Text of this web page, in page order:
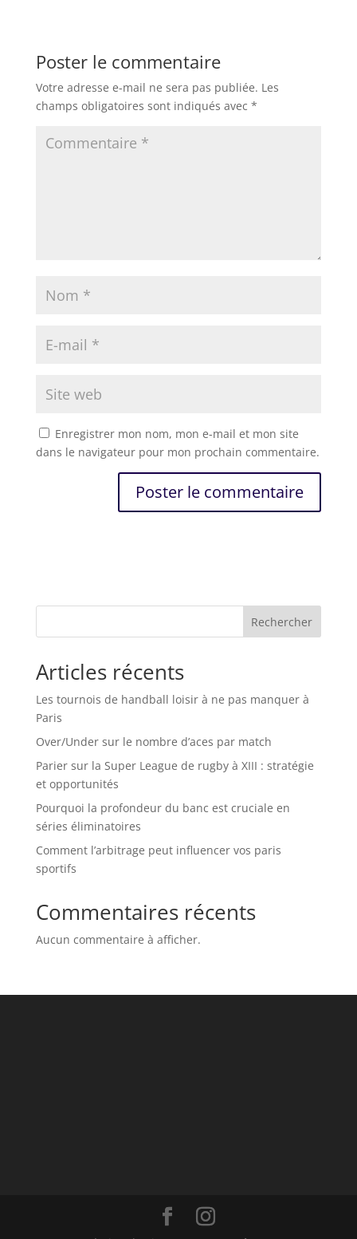
Poster le commentaire
Votre adresse e-mail ne sera pas publiée. Les
champs obligatoires sont indiqués avec *
Enregistrer mon nom, mon e-mail et mon site
dans le navigateur pour mon prochain commentaire.
Rechercher
Articles récents
Les tournois de handball loisir à ne pas manquer à
Paris
Over/Under sur le nombre d’aces par match
Parier sur la Super League de rugby à XIII : stratégie
et opportunités
Pourquoi la profondeur du banc est cruciale en
séries éliminatoires
Comment l’arbitrage peut influencer vos paris
sportifs
Commentaires récents
Aucun commentaire à afficher.